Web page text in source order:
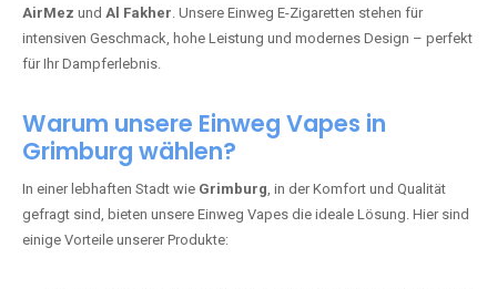
AirMez und Al Fakher. Unsere Einweg E-Zigaretten stehen für
intensiven Geschmack, hohe Leistung und modernes Design – perfekt
für Ihr Dampferlebnis.
Warum unsere Einweg Vapes in
Grimburg wählen?
In einer lebhaften Stadt wie Grimburg, in der Komfort und Qualität
gefragt sind, bieten unsere Einweg Vapes die ideale Lösung. Hier sind
einige Vorteile unserer Produkte: